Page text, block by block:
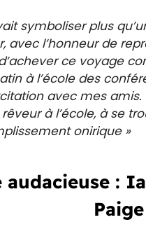
symboliser plus
avec l’honneur de
ce voyage
à l’école des
avec mes
rêveur à l’école, à se
onirique »
audacieuse :